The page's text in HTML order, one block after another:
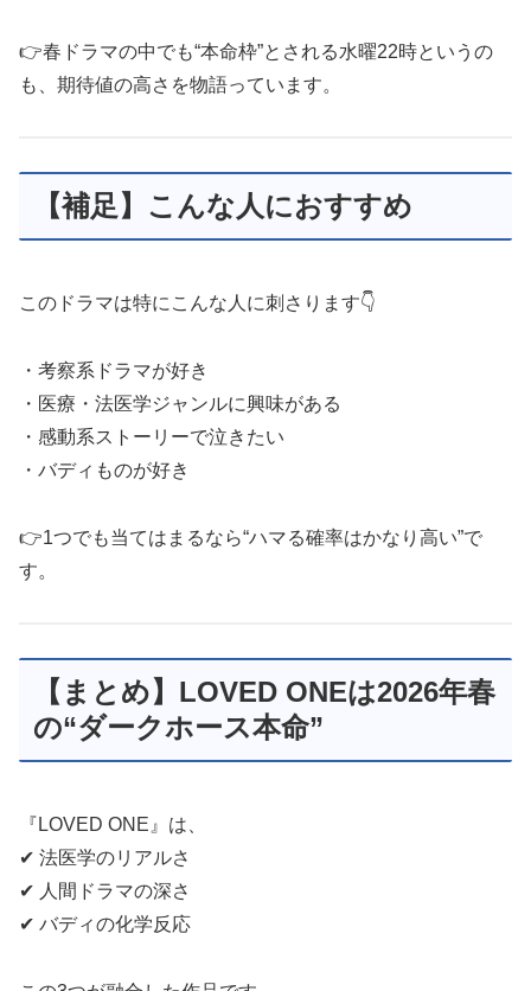
👉春ドラマの中でも“本命枠”とされる水曜22時というの
も、期待値の高さを物語っています。
【補足】こんな人におすすめ
このドラマは特にこんな人に刺さります👇
・考察系ドラマが好き
・医療・法医学ジャンルに興味がある
・感動系ストーリーで泣きたい
・バディものが好き
👉1つでも当てはまるなら“ハマる確率はかなり高い”で
す。
【まとめ】LOVED ONEは2026年春
の“ダークホース本命”
『LOVED ONE』は、
✔ 法医学のリアルさ
✔ 人間ドラマの深さ
✔ バディの化学反応